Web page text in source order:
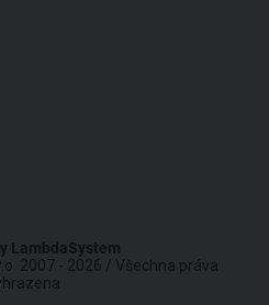
LambdaSystem
2007 - 2026 / Všechna práva